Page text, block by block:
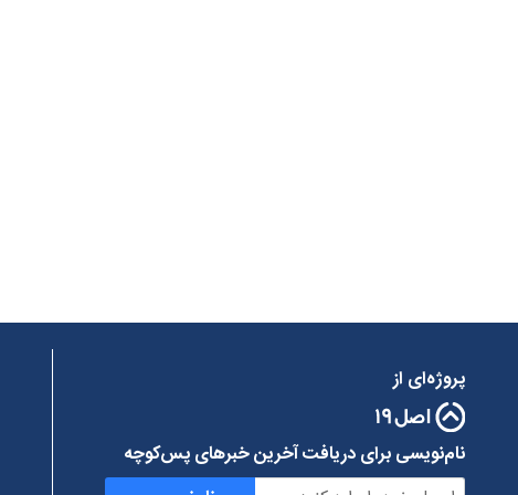
پروژه‌ای از
نام‌نویسی برای دریافت آخرین خبرهای پس‌کوچه